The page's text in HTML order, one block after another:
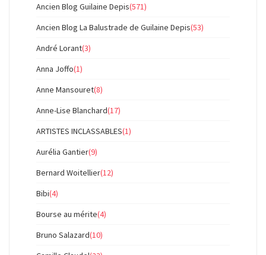
Ancien Blog Guilaine Depis(571)
Ancien Blog La Balustrade de Guilaine Depis(53)
André Lorant(3)
Anna Joffo(1)
Anne Mansouret(8)
Anne-Lise Blanchard(17)
ARTISTES INCLASSABLES(1)
Aurélia Gantier(9)
Bernard Woitellier(12)
Bibi(4)
Bourse au mérite(4)
Bruno Salazard(10)